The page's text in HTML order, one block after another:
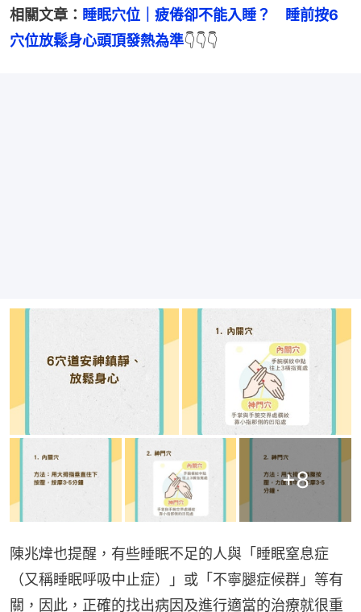
相關文章： 睡眠穴位｜疲倦卻不能入睡？　睡前按6
穴位放鬆身心頭頂發熱為準👇👇👇
+8
陳兆煒也提醒，有些睡眠不足的人與「睡眠窒息症
（又稱睡眠呼吸中止症）」或「不寧腿症候群」等有
關，因此，正確的找出病因及進行適當的治療就很重